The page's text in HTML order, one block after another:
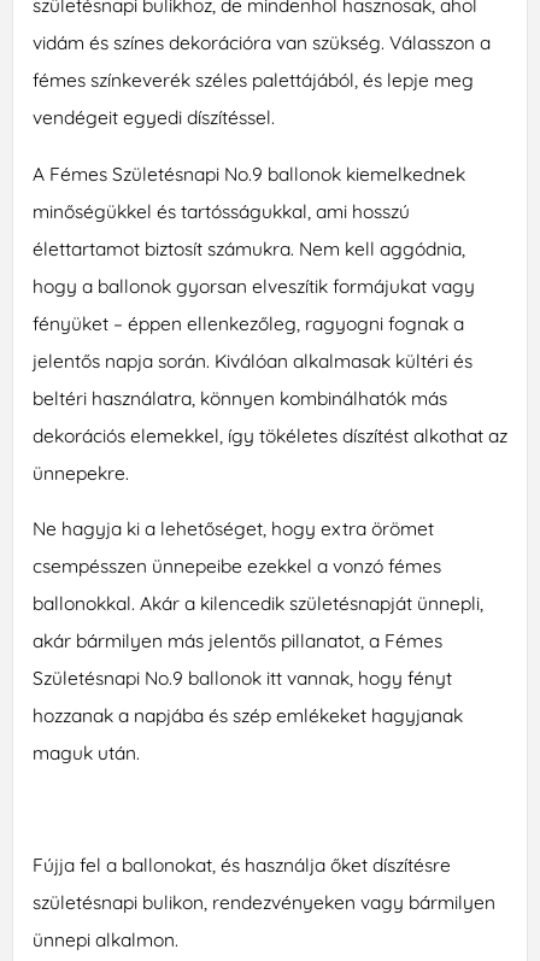
születésnapi bulikhoz, de mindenhol hasznosak, ahol
vidám és színes dekorációra van szükség. Válasszon a
fémes színkeverék széles palettájából, és lepje meg
vendégeit egyedi díszítéssel.
A Fémes Születésnapi No.9 ballonok kiemelkednek
minőségükkel és tartósságukkal, ami hosszú
élettartamot biztosít számukra. Nem kell aggódnia,
hogy a ballonok gyorsan elveszítik formájukat vagy
fényüket – éppen ellenkezőleg, ragyogni fognak a
jelentős napja során. Kiválóan alkalmasak kültéri és
beltéri használatra, könnyen kombinálhatók más
dekorációs elemekkel, így tökéletes díszítést alkothat az
ünnepekre.
Ne hagyja ki a lehetőséget, hogy extra örömet
csempésszen ünnepeibe ezekkel a vonzó fémes
ballonokkal. Akár a kilencedik születésnapját ünnepli,
akár bármilyen más jelentős pillanatot, a Fémes
Születésnapi No.9 ballonok itt vannak, hogy fényt
hozzanak a napjába és szép emlékeket hagyjanak
maguk után.
Fújja fel a ballonokat, és használja őket díszítésre
születésnapi bulikon, rendezvényeken vagy bármilyen
ünnepi alkalmon.